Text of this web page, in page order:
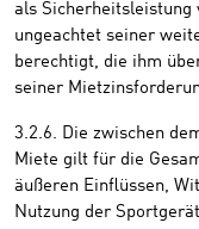
als
ungeachtet seiner
berechtigt, die ihm
seiner
3.2.6. Die zwischen
Miete gilt für die
äußeren Einflüssen,
Nutzung der